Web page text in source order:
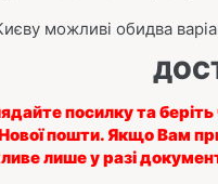
можливі обидва
посилку та беріть
пошти.Якщо Вам
лише у разі